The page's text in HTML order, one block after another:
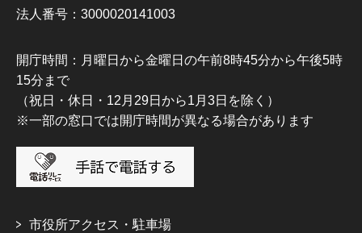
法人番号：3000020141003
開庁時間：月曜日から金曜日の午前8時45分から午後5時
15分まで
（祝日・休日・12月29日から1月3日を除く）
※一部の窓口では開庁時間が異なる場合があります
市役所アクセス・駐車場